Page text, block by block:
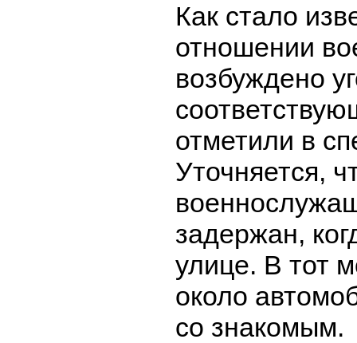
Как стало
отношении
возбуждено
отметили в
Уточняется,
задержан,
улице. В тот
около
со знакомым.